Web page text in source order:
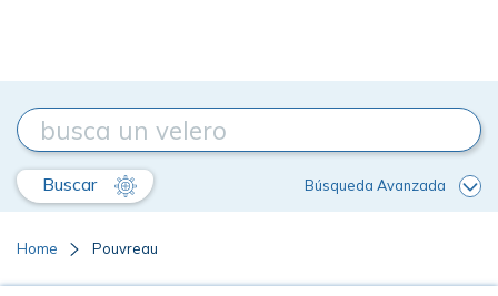
Buscar Búsqueda Avanzada
Home Pouvreau